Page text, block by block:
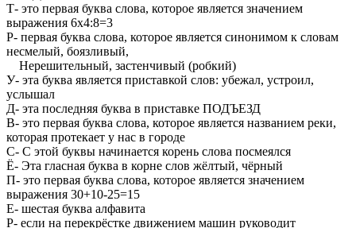
Т- это первая буква слова, которое является значением
выражения 6х4:8=3
Р- первая буква слова, которое является синонимом к словам
несмелый, боязливый,
Нерешительный, застенчивый (робкий)
У- эта буква является приставкой слов: убежал, устроил,
услышал
Д- эта последняя буква в приставке ПОДЪЕЗД
В- это первая буква слова, которое является названием реки,
которая протекает у нас в городе
С- С этой буквы начинается корень слова посмеялся
Ё- Эта гласная буква в корне слов жёлтый, чёрный
П- это первая буква слова, которое является значением
выражения 30+10-25=15
Е- шестая буква алфавита
Р- если на перекрёстке движением машин руководит